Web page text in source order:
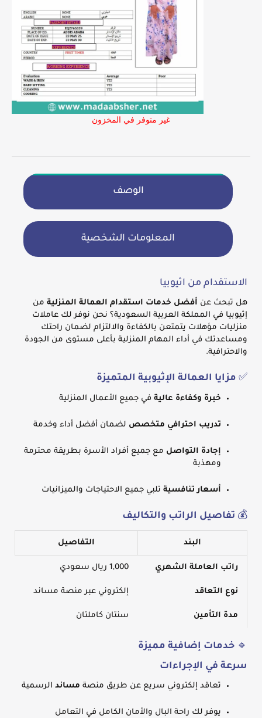
غير متوفر في المخزون
الوصف
المعلومات الشخصية
الاستقدام من اثيوبيا
هل تبحث عن أفضل خدمات استقدام العمالة المنزلية من
إثيوبيا في المملكة العربية السعودية؟ نحن نوفر لك عاملات
منزليات مؤهلات يتمتعن بالكفاءة والالتزام لضمان راحتك
ومساعدتك في أداء المهام المنزلية بأعلى مستوى من الجودة
والاحترافية.
✅ مزايا العمالة الإثيوبية المتميزة
خبرة وكفاءة عالية في جميع الأعمال المنزلية
تدريب احترافي متخصص لضمان أفضل أداء وخدمة
إجادة التواصل مع جميع أفراد الأسرة بطريقة محترمة
ومهذبة
أسعار تنافسية تلبي جميع الاحتياجات والميزانيات
💰 تفاصيل الراتب والتكاليف
البند التفاصيل
راتب العاملة الشهري 1,000 ريال سعودي
نوع التعاقد إلكتروني عبر منصة مساند
مدة التأمين سنتان كاملتان
🔹 خدمات إضافية مميزة
سرعة في الإجراءات
تعاقد إلكتروني سريع عن طريق منصة مساند الرسمية
يوفر لك راحة البال والأمان الكامل في التعامل